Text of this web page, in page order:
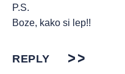
P.S.
Boze, kako si lep!!
REPLY